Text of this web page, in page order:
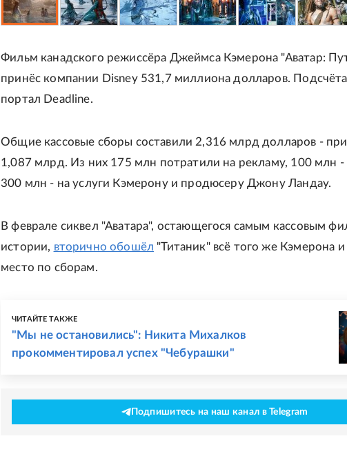
Фильм канадского режиссёра Джеймса Кэмерона "Аватар:
принёс компании Disney 531,7 миллиона долларов.
портал Deadline.
Общие кассовые сборы составили 2,316 млрд долларов -
1,087 млрд. Из них 175 млн потратили на рекламу, 100 млн -
300 млн - на услуги Кэмерону и продюсеру Джону Ландау.
В феврале сиквел "Аватара", остающегося самым кассовым
истории, вторично обошёл "Титаник" всё того же Кэмерона и
место по сборам.
ЧИТАЙТЕ ТАКЖЕ
"Мы не остановились": Никита Михалков
прокомментировал успех "Чебурашки"
Подпишитесь на наш канал в Telegram